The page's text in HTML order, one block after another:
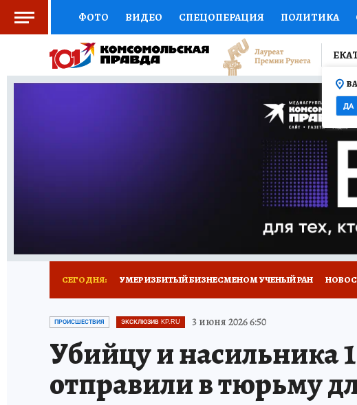
ФОТО ВИДЕО СПЕЦОПЕРАЦИЯ ПОЛИТИКА
СОЦПОДДЕРЖКА НАУКА СПОРТ
ВЫБОР ЭКСПЕРТОВ ДОКТОР ФИНАНСЫ
ПРОГНОЗЫ НА СПОРТ
ТЕЛЕВИЗОР
НОВОЕ НА САЙТЕ
ДА
СЕГОДНЯ: УМЕР ИЗБИТЫЙ БИЗНЕСМЕНОМ УЧЕНЫЙ РАН
ЗАПОВЕДНАЯ РОССИЯ ПРОИСШЕСТВИЯ
ПРОИСШЕСТВИЯ ЭКСКЛЮЗИВ KP.RU 3 июня 2026 6:50
Убийцу и насильника
отправили в тюрьму